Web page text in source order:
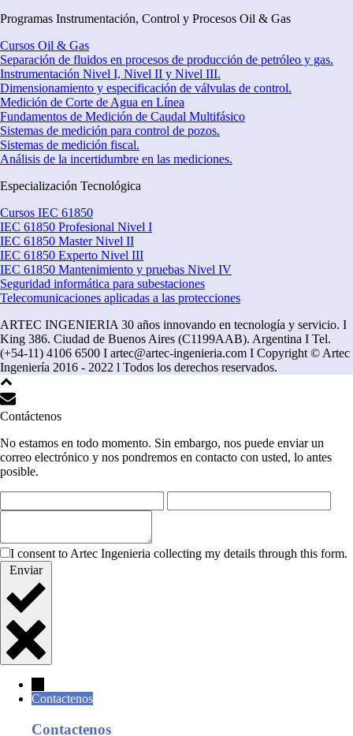
Programas Instrumentación, Control y Procesos Oil & Gas
Cursos Oil & Gas
Separación de fluidos en procesos de producción de petróleo y gas.
Instrumentación Nivel I, Nivel II y Nivel III.
Dimensionamiento y especificación de válvulas de control.
Medición de Corte de Agua en Línea
Fundamentos de Medición de Caudal Multifásico
Sistemas de medición para control de pozos.
Sistemas de medición fiscal.
Análisis de la incertidumbre en las mediciones.
Especialización Tecnológica
Cursos IEC 61850
IEC 61850 Profesional Nivel I
IEC 61850 Master Nivel II
IEC 61850 Experto Nivel III
IEC 61850 Mantenimiento y pruebas Nivel IV
Seguridad informática para subestaciones
Telecomunicaciones aplicadas a las protecciones
ARTEC INGENIERIA 30 años innovando en tecnología y servicio. I
King 386. Ciudad de Buenos Aires (C1199AAB). Argentina I Tel.
(+54-11) 4106 6500 I artec@artec-ingenieria.com I Copyright © Artec
Ingeniería 2016 - 2022 l Todos los derechos reservados.
Contáctenos
No estamos en todo momento. Sin embargo, nos puede enviar un
correo electrónico y nos pondremos en contacto con usted, lo antes
posible.
I consent to Artec Ingenieria collecting my details through this form.
Enviar
Contactenos
Contactenos